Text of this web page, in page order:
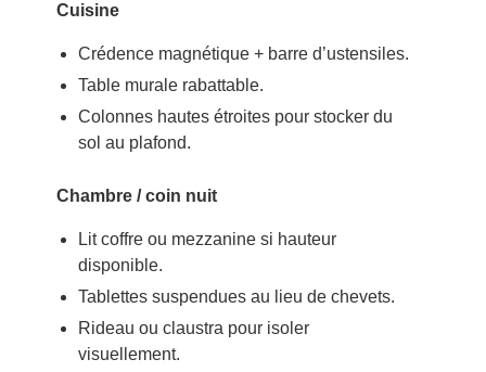
Cuisine
Crédence magnétique + barre d’ustensiles.
Table murale rabattable.
Colonnes hautes étroites pour stocker du
sol au plafond.
Chambre / coin nuit
Lit coffre ou mezzanine si hauteur
disponible.
Tablettes suspendues au lieu de chevets.
Rideau ou claustra pour isoler
visuellement.